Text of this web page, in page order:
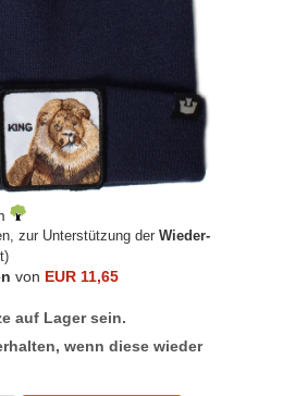
zur Unterstützung der Wieder-
von EUR 11,65
auf Lager sein.
wenn diese wieder